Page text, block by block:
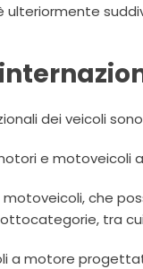
ulteriormente
dei veicoli
e motoveicoli
che
tra cui
a motore